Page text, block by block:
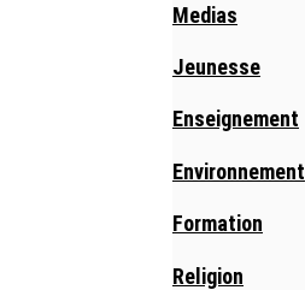
Medias
Jeunesse
Enseignement
Environnement
Formation
Religion